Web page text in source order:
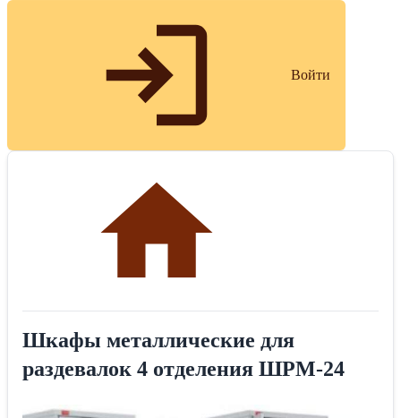
Войти
Шкафы металлические для
раздевалок 4 отделения ШРМ-24